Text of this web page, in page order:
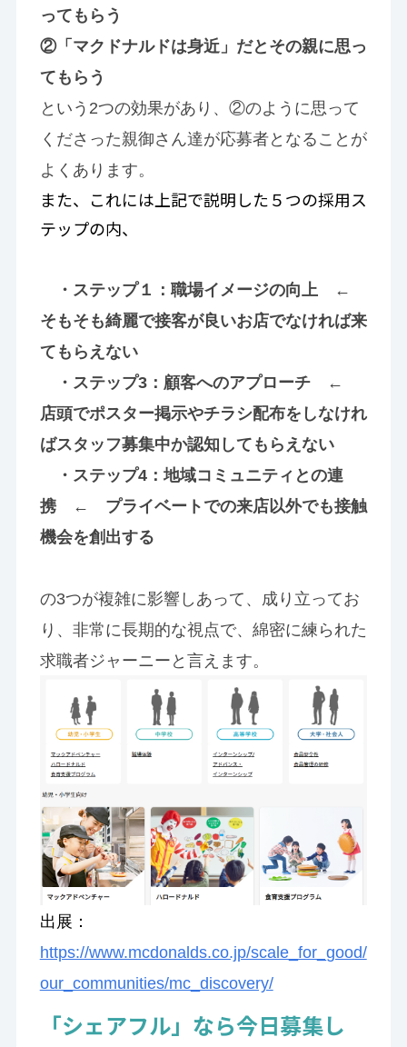
ってもらう
②「マクドナルドは身近」だとその親に思っ
てもらう
という2つの効果があり、②のように思って
くださった親御さん達が応募者となることが
よくあります。
また、これには上記で説明した５つの採用ス
テップの内、
・ステップ１：職場イメージの向上 ←
そもそも綺麗で接客が良いお店でなければ来
てもらえない
・ステップ3：顧客へのアプローチ ←
店頭でポスター掲示やチラシ配布をしなけれ
ばスタッフ募集中か認知してもらえない
・ステップ4：地域コミュニティとの連
携 ← プライベートでの来店以外でも接触
機会を創出する
の3つが複雑に影響しあって、成り立ってお
り、非常に長期的な視点で、綿密に練られた
求職者ジャーニーと言えます。
出展：
https://www.mcdonalds.co.jp/scale_for_good/
our_communities/mc_discovery/
「シェアフル」なら今日募集し